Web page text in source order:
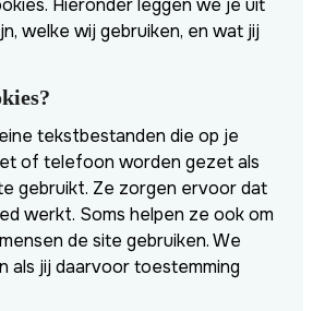
Hieronder leggen we je uit
welke wij gebruiken, en wat jij
tekstbestanden die op je
of telefoon worden gezet als
gebruikt. Ze zorgen ervoor dat
werkt. Soms helpen ze ook om
de site gebruiken. We
als jij daarvoor toestemming